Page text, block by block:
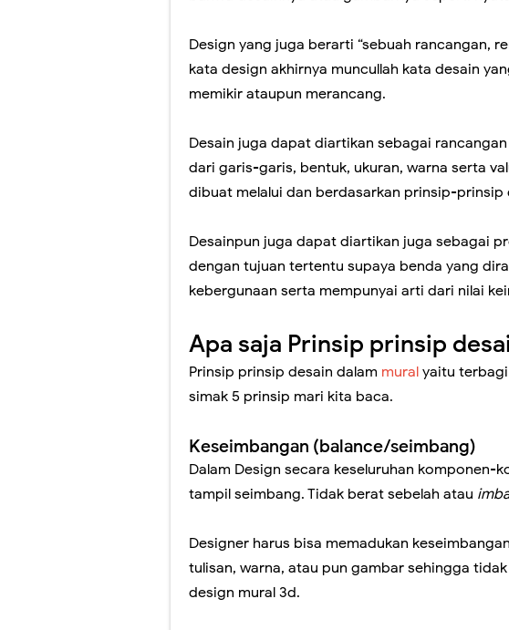
Lukisan Mural Dinding Coffee
Perbedaan Lukisan Mural dan
Gambar Lukisan Lukisan Mural
Lukisan Mural Pendidikan Harga
Lukisan Mural Tema Lingkungan
Harga Lukisan Mural Dinding
Jasa Lukis Mural Cafe Harga
Jasa Lukis Mural Tiga Dimensi
Lukisan Mural Tangga Hiasi
Jasa Lukis Mural Simple &
Design yang juga berarti “sebuah rancangan,
kata design akhirnya muncullah kata desain
memikir ataupun merancang.
Desain juga dapat diartikan sebagai
dari garis-garis, bentuk, ukuran, warna serta
dibuat melalui dan berdasarkan prinsip-prinsip
Desainpun juga dapat diartikan juga sebagai
dengan tujuan tertentu supaya benda yang
kebergunaan serta mempunyai arti dari nilai
Apa saja Prinsip prinsip
Prinsip prinsip desain dalam mural yaitu
simak 5 prinsip mari kita baca.
Keseimbangan (balance/seimbang)
Dalam Design secara keseluruhan komponen-
tampil seimbang. Tidak berat sebelah atau
Designer harus bisa memadukan
tulisan, warna, atau pun gambar sehingga
design mural 3d.